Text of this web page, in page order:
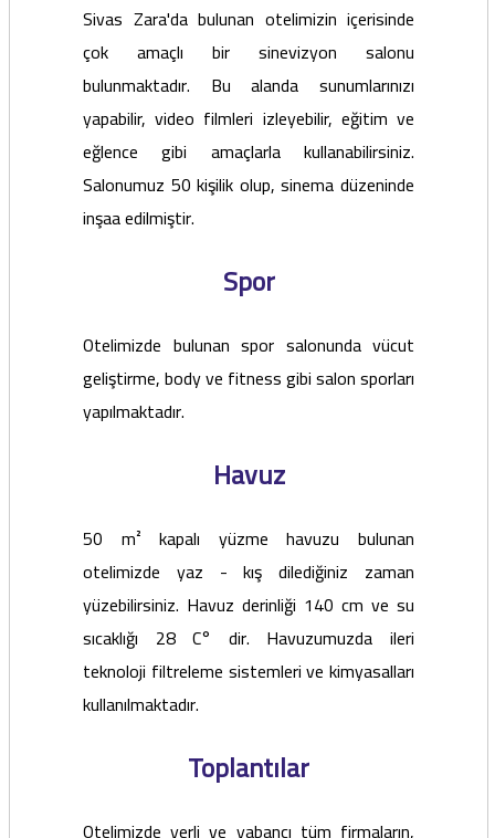
Sivas Zara'da bulunan otelimizin içerisinde
çok amaçlı bir sinevizyon salonu
bulunmaktadır. Bu alanda sunumlarınızı
yapabilir, video filmleri izleyebilir, eğitim ve
eğlence gibi amaçlarla kullanabilirsiniz.
Salonumuz 50 kişilik olup, sinema düzeninde
inşaa edilmiştir.
Spor
Otelimizde bulunan spor salonunda vücut
geliştirme, body ve fitness gibi salon sporları
yapılmaktadır.
Havuz
50 m² kapalı yüzme havuzu bulunan
otelimizde yaz - kış dilediğiniz zaman
yüzebilirsiniz. Havuz derinliği 140 cm ve su
sıcaklığı 28 C° dir. Havuzumuzda ileri
teknoloji filtreleme sistemleri ve kimyasalları
kullanılmaktadır.
Toplantılar